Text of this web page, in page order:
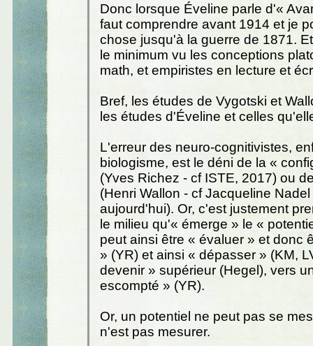
Donc lorsque Éveline parle d'«
faut comprendre avant 1914 et je
chose jusqu'à la guerre de 1871.
le minimum vu les conceptions
math, et empiristes en lecture et
Bref, les études de Vygotski et
les études d'Éveline et celles
L'erreur des neuro-cognitivistes,
biologisme, est le déni de la «
(Yves Richez - cf ISTE, 2017) ou
(Henri Wallon - cf Jacqueline Nadel
aujourd'hui). Or, c'est justement
le milieu qu'« émerge » le «
peut ainsi être « évaluer » et donc
» (YR) et ainsi « dépasser » (KM,
devenir » supérieur (Hegel), vers
escompté » (YR).
Or, un potentiel ne peut pas se
n'est pas mesurer.